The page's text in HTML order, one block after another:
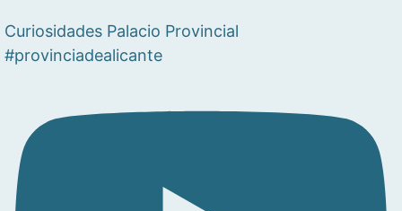
Curiosidades Palacio Provincial
#provinciadealicante